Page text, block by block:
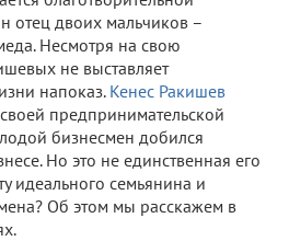
отец двоих мальчиков –
Несмотря на свою
не выставляет
напоказ. Кенес Ракишев
предпринимательской
бизнесмен добился
Но это не единственная его
идеального семьянина и
Об этом мы расскажем в